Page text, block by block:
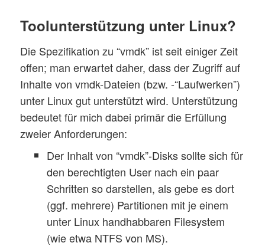
Toolunterstützung unter Linux?
Die Spezifikation zu “vmdk” ist seit einiger Zeit
offen; man erwartet daher, dass der Zugriff auf
Inhalte von vmdk-Dateien (bzw. -“Laufwerken”)
unter Linux gut unterstützt wird. Unterstützung
bedeutet für mich dabei primär die Erfüllung
zweier Anforderungen:
Der Inhalt von “vmdk”-Disks sollte sich für
den berechtigten User nach ein paar
Schritten so darstellen, als gebe es dort
(ggf. mehrere) Partitionen mit je einem
unter Linux handhabbaren Filesystem
(wie etwa NTFS von MS).